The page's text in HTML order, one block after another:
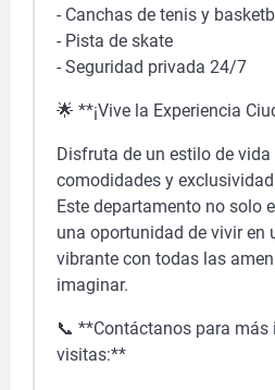
- Canchas de tenis y
- Pista de skate
- Seguridad privada 24/7
🌟 **¡Vive la Experiencia
Disfruta de un estilo de vida
comodidades y
Este departamento no solo
una oportunidad de vivir en
vibrante con todas las
imaginar.
📞 **Contáctanos para
visitas:**